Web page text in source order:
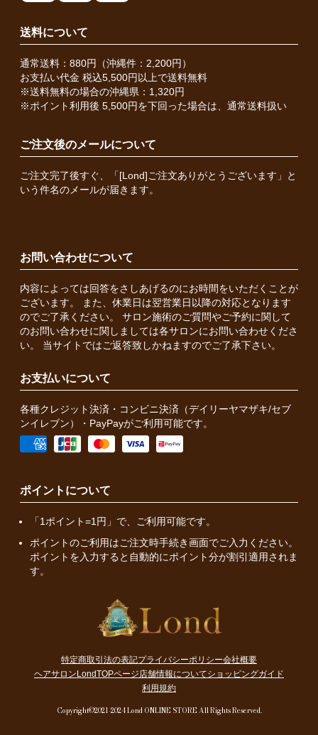
送料について
通常送料：880円（沖縄件：2,200円）
お支払い代金 税込5,500円以上で送料無料
※送料無料の場合の沖縄県：1,320円
※ポイント利用後 5,500円を下回った場合は、通常送料扱い
ご注文後のメールについて
ご注文完了後すぐ、「[Lond]ご注文ありがとうございます」と
いう件名のメールが届きます。
お問い合わせについて
内容によっては回答をさしあげるのにお時間をいただくことが
ございます。 また、休業日は翌営業日以降の対応となります
のでご了承ください。 サロン施術のご質問やご予約に関して
のお問い合わせに関しましては各サロンにお問い合わせくださ
い。 当サイトではご返答致しかねますのでご了承下さい。
お支払いについて
各種クレジット決済・コンビニ決済（デイリーヤマザキ/セブ
ンイレブン）・PayPayがご利用可能です。
ポイントについて
「1ポイント=1円」で、ご利用可能です。
ポイントのご利用はご注文時手続き画面でご入力ください。
ポイントを入力すると自動的にポイント分が割引適用されま
す。
特定商取引法の表記プライバシーポリシー会社概要
ヘアサロンLondTOPページ店舗情報についてショッピングガイド
利用規約
Copyright©2021-2024 Lond ONLINE STORE All Rights Reserved.